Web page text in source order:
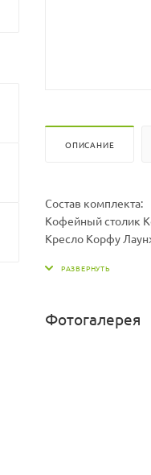
ОПИСАНИЕ
Состав комплекта:
Кофейный столик
Кресло Корфу
Материал: Каркас -
Варианты жгутов и
Комплект Корфу
Фотогалерея